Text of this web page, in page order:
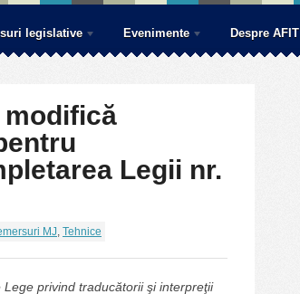
legislative Evenimente Despre AFIT
Legii nr.
MJ, Tehnice
Lege privind traducătorii şi interpreţii